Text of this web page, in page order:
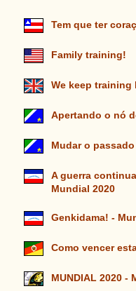
Tem que ter
Family training!
We keep training
Apertando o nó
Mudar o passado
A guerra
Mundial 2020
Genkidama! -
Como vencer
MUNDIAL 2020 -